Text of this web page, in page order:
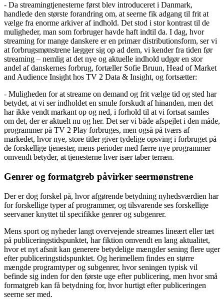
- Da streamingtjenesterne først blev introduceret i Danmark,
handlede den største forandring om, at seerne fik adgang til frit at
vælge fra enorme arkiver af indhold. Det stod i stor kontrast til de
muligheder, man som forbruger havde haft indtil da. I dag, hvor
streaming for mange danskere er en primær distributionsform, ser vi
at forbrugsmønstrene lægger sig op ad dem, vi kender fra tiden før
streaming – nemlig at det nye og aktuelle indhold udgør en stor
andel af danskernes forbrug, fortæller Sofie Bruun, Head of Market
and Audience Insight hos TV 2 Data & Insight, og fortsætter:
- Muligheden for at streame on demand og frit vælge tid og sted har
betydet, at vi ser indholdet en smule forskudt af hinanden, men det
har ikke vendt markant op og ned, i forhold til at vi fortsat samles
om det, der er aktuelt nu og her. Det ser vi både afspejlet i den måde,
programmer på TV 2 Play forbruges, men også på tværs af
markedet, hvor nye, store titler giver tydelige opsving i forbruget på
de forskellige tjenester, mens perioder med færre nye programmer
omvendt betyder, at tjenesterne hver især taber terræn.
Genrer og formatgreb påvirker seermønstrene
Der er dog forskel på, hvor afgørende betydning nyhedsværdien har
for forskellige typer af programmer, og tilsvarende ses forskellige
seervaner knyttet til specifikke genrer og subgenrer.
Mens sport og nyheder langt overvejende streames lineært eller tæt
på publiceringstidspunktet, har fiktion omvendt en lang aktualitet,
hvor et nyt afsnit kan generere betydelige mængder sening flere uger
efter publiceringstidspunktet. Og herimellem findes en større
mængde programtyper og subgenrer, hvor seningen typisk vil
befinde sig inden for den første uge efter publicering, men hvor små
formatgreb kan få betydning for, hvor hurtigt efter publiceringen
seerne ser med.